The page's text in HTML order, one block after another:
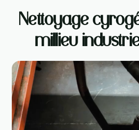
Nettoyage
millieu